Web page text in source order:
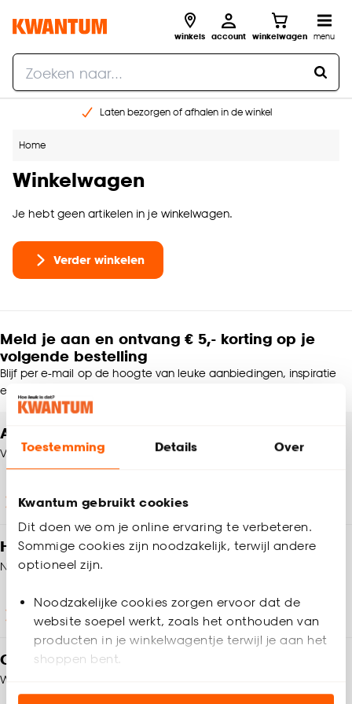
Toestemming Details Over
Kwantum gebruikt cookies
Dit doen we om je online ervaring te verbeteren.
Sommige cookies zijn noodzakelijk, terwijl andere
optioneel zijn.
Noodzakelijke cookies zorgen ervoor dat de
website soepel werkt, zoals het onthouden van
producten in je winkelwagentje terwijl je aan het
shoppen bent.
Analytische cookies (optioneel) helpen ons de
winkels account winkelwagen menu
Laten bezorgen of afhalen in de winkel
Home
Winkelwagen
Je hebt geen artikelen in je winkelwagen.
Verder winkelen
Meld je aan en ontvang € 5,- korting op je
volgende bestelling
Blijf per e-mail op de hoogte van leuke aanbiedingen, inspiratie
en meer!
Altijd een winkel in de buurt
Vind jouw Kwantum winkel
Winkels en openingstijden
Heb je vragen?
Neem contact op met onze klantenservice
Klantenservice
Op zoek naar inspiratie?
We helpen je graag!